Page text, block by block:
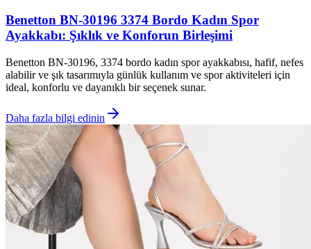
Benetton BN-30196 3374 Bordo Kadın Spor
Ayakkabı: Şıklık ve Konforun Birleşimi
Benetton BN-30196, 3374 bordo kadın spor ayakkabısı, hafif, nefes
alabilir ve şık tasarımıyla günlük kullanım ve spor aktiviteleri için
ideal, konforlu ve dayanıklı bir seçenek sunar.
Daha fazla bilgi edinin